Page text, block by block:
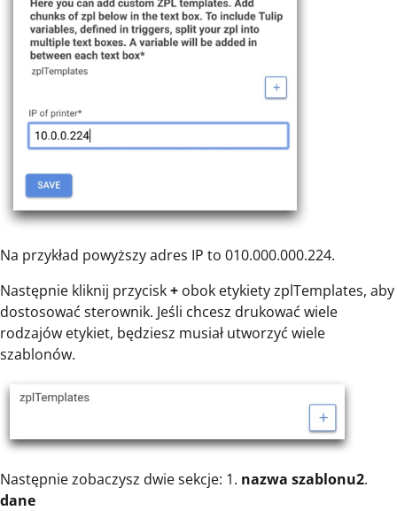
Na przykład powyższy adres IP to 010.000.000.224.
Następnie kliknij przycisk+ obok etykiety zplTemplates, aby
dostosować sterownik. Jeśli chcesz drukować wiele
rodzajów etykiet, będziesz musiał utworzyć wiele
szablonów.
Następnie zobaczysz dwie sekcje: 1. nazwa szablonu2.
dane